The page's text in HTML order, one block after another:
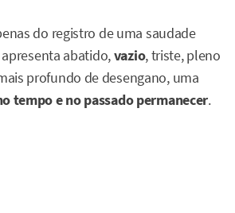
do registro de uma saudade
abatido,vazio, triste, pleno
profundo de desengano, uma
tempo e no passado permanecer.